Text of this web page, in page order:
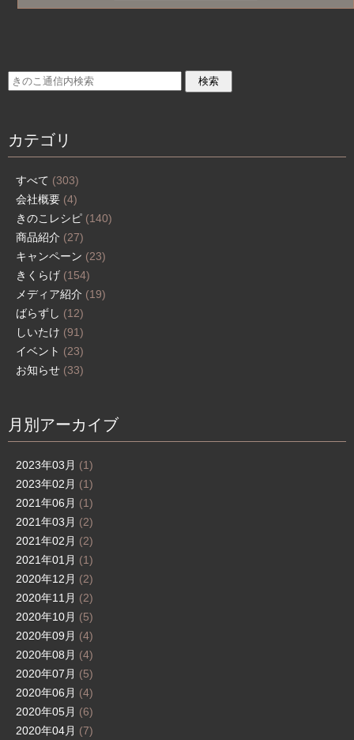
カテゴリ
すべて (303)
会社概要 (4)
きのこレシピ (140)
商品紹介 (27)
キャンペーン (23)
きくらげ (154)
メディア紹介 (19)
ばらずし (12)
しいたけ (91)
イベント (23)
お知らせ (33)
月別アーカイブ
2023年03月 (1)
2023年02月 (1)
2021年06月 (1)
2021年03月 (2)
2021年02月 (2)
2021年01月 (1)
2020年12月 (2)
2020年11月 (2)
2020年10月 (5)
2020年09月 (4)
2020年08月 (4)
2020年07月 (5)
2020年06月 (4)
2020年05月 (6)
2020年04月 (7)